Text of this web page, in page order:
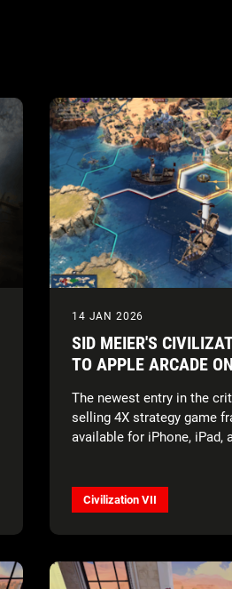
14 JAN 2026
SID MEIER'S
TO APPLE ARCADE
The newest entry in the
selling 4X strategy game
available for iPhone, iPad,
Civilization VII